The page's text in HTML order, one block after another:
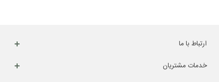
ارتباط با ما
خدمات مشتریان